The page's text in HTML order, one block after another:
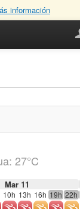
información
27°C
Mar 11
10h 13h 16h 19h 22h